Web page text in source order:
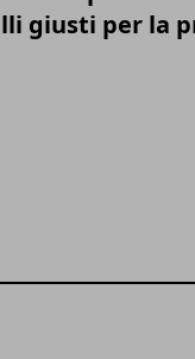
giusti per la